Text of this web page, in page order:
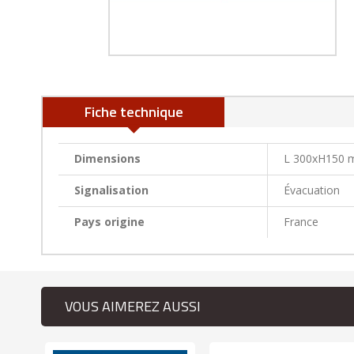
Fiche technique
Dimensions L 300xH150
Signalisation Évacuation
Pays origine France
VOUS AIMEREZ AUSSI